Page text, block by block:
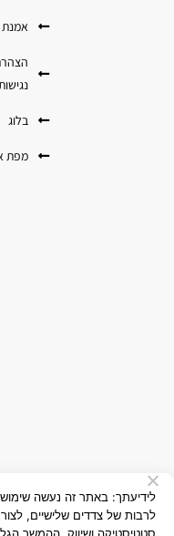
בלוג
מפת
לרבות של צדדים שלישיים,